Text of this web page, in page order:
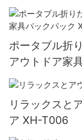
クデッキプー
ポータブル折
アウトドア家
リラックスと
ア XH-T006